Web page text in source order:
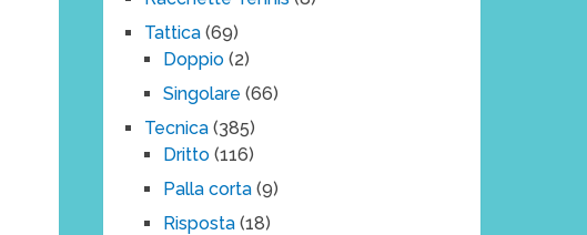
Tattica (69)
Doppio (2)
Singolare (66)
Tecnica (385)
Dritto (116)
Palla corta (9)
Risposta (18)